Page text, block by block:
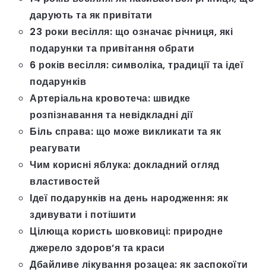
дарують та як привітати
23 роки весілля: що означає річниця, які
подарунки та привітання обрати
6 років весілля: символіка, традиції та ідеї
подарунків
Артеріальна кровотеча: швидке
розпізнавання та невідкладні дії
Біль справа: що може викликати та як
реагувати
Чим корисні яблука: докладний огляд
властивостей
Ідеї подарунків на день народження: як
здивувати і потішити
Цілюща користь шовковиці: природне
джерело здоров’я та краси
Дбайливе лікування розацеа: як заспокоїти